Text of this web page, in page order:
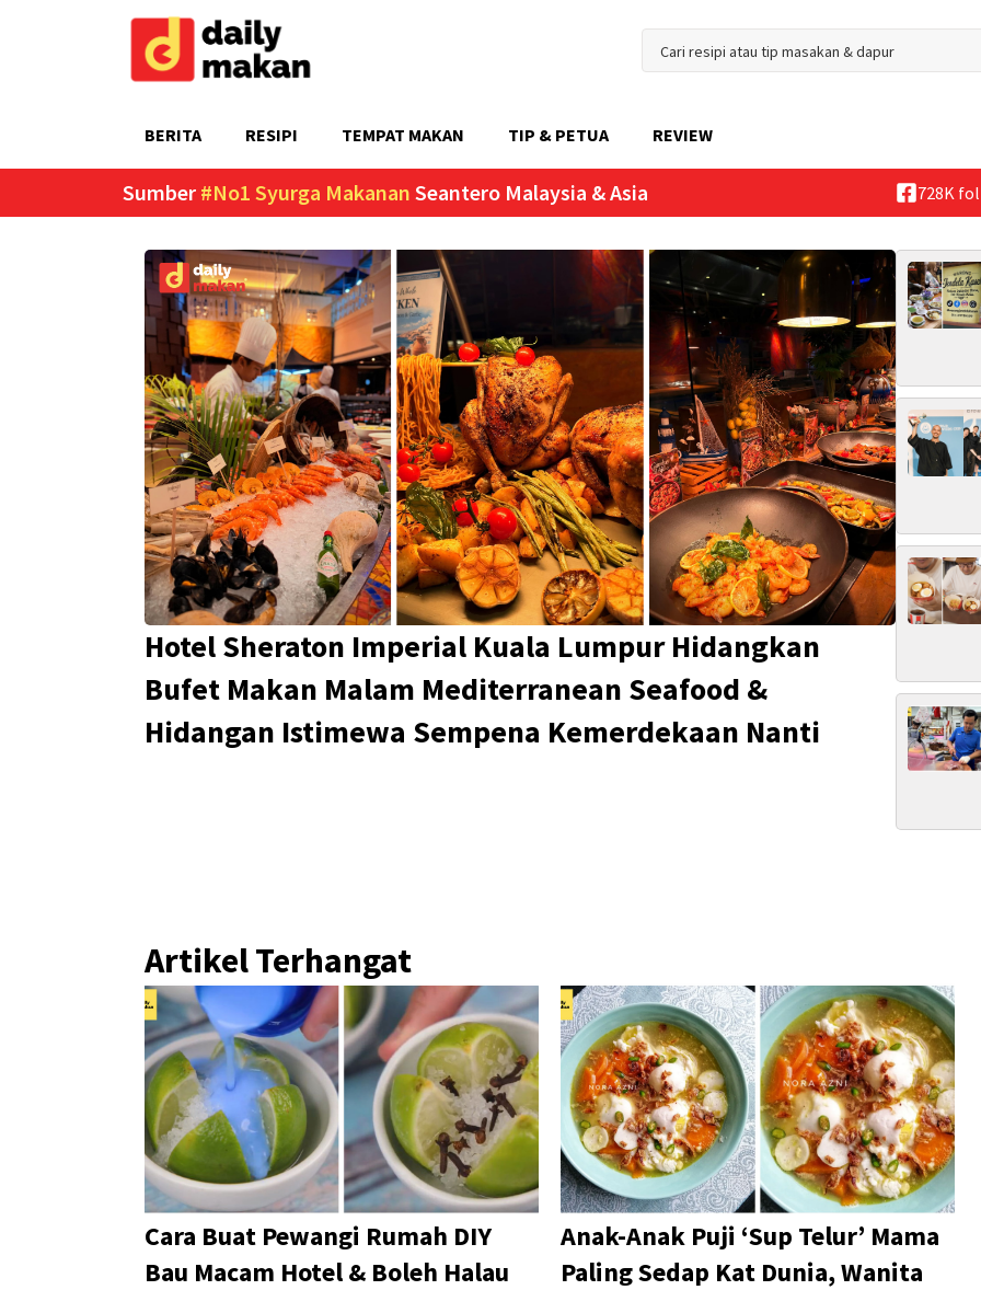
BERITA RESIPI TEMPAT MAKAN TIP & PETUA REVIEW
Sumber #No1 Syurga Makanan Seantero Malaysia & Asia 728K
Hotel Sheraton Imperial Kuala Lumpur Hidangkan
Bufet Makan Malam Mediterranean Seafood &
Hidangan Istimewa Sempena Kemerdekaan Nanti
Artikel Terhangat
Cara Buat Pewangi Rumah DIY
Bau Macam Hotel & Boleh Halau
Anak-Anak Puji ‘Sup Telur’ Mama
Paling Sedap Kat Dunia, Wanita